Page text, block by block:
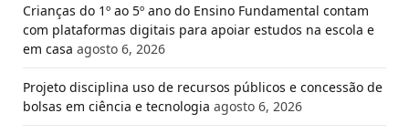
Crianças do 1º ao 5º ano do Ensino Fundamental contam
com plataformas digitais para apoiar estudos na escola e
em casa agosto 6, 2026
Projeto disciplina uso de recursos públicos e concessão de
bolsas em ciência e tecnologia agosto 6, 2026